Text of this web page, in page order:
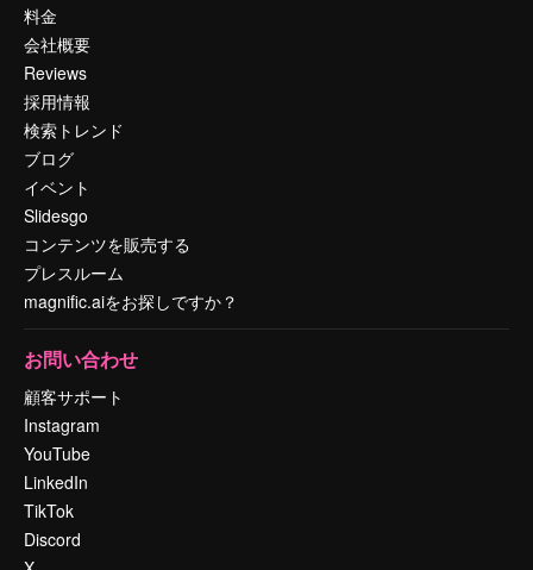
料金
会社概要
Reviews
採用情報
検索トレンド
ブログ
イベント
Slidesgo
コンテンツを販売する
プレスルーム
magnific.aiをお探しですか？
お問い合わせ
顧客サポート
Instagram
YouTube
LinkedIn
TikTok
Discord